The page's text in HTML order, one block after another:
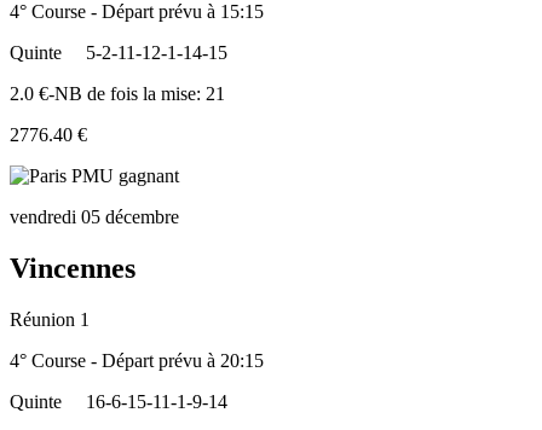
4° Course - Départ prévu à 15:15
Quinte
5-2-11-12-1-14-15
2.0 €-NB de fois la mise: 21
2776.40 €
vendredi 05 décembre
Vincennes
Réunion 1
4° Course - Départ prévu à 20:15
Quinte
16-6-15-11-1-9-14